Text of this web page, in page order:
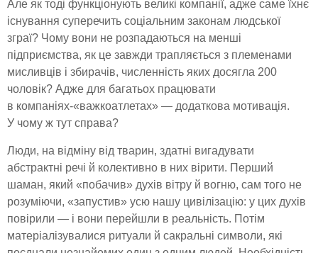
Але як тоді функціонують великі компанії, адже саме їхнє
існування суперечить соціальним законам людської
зграї? Чому вони не розпадаються на менші
підприємства, як це завжди трапляється з племенами
мисливців і збирачів, численність яких досягла 200
чоловік? Адже для багатьох працювати
в компаніях-«важкоатлетах» — додаткова мотивація.
У чому ж тут справа?
Люди, на відміну від тварин, здатні вигадувати
абстрактні речі й колективно в них вірити. Перший
шаман, який «побачив» духів вітру й вогню, сам того не
розуміючи, «запустив» усю нашу цивілізацію: у цих духів
повірили — і вони перейшли в реальність. Потім
матеріалізувалися ритуали й сакральні символи, які